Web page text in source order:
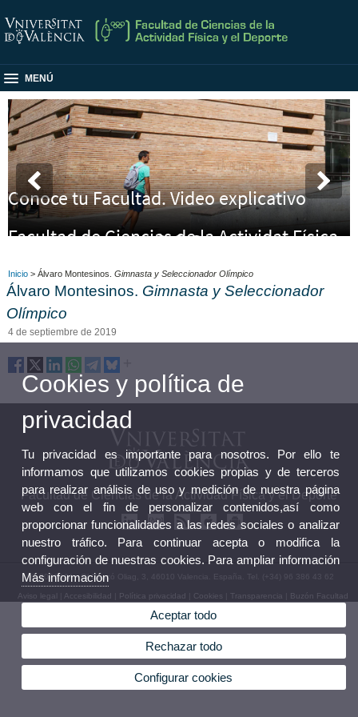
MENÚ
Conoce tu Facultad. Video explicativo
Facultad de Ciencias de la Actividat Física
y el Deporte
Inicio > Álvaro Montesinos. Gimnasta y Seleccionador Olímpico
Álvaro Montesinos. Gimnasta y Seleccionador
Olímpico
4 de septiembre de 2019
Facultad de Ciencias de la Actividad Física y el Deporte
© 2026 UV. - C/ Gascó Oliag, 3, 46010 Valencia. España. Tel. (+34) 96 386 43 62
Aviso legal Accesibilidad Política privacidad Cookies Transparencia Buzón Facultad
Cookies y política de
privacidad
Tu privacidad es importante para nosotros. Por ello te
informamos que utilizamos cookies propias y de terceros
para realizar análisis de uso y medición de nuestra página
web con el fin de personalizar contenidos,así como
proporcionar funcionalidades a las redes sociales o analizar
nuestro tráfico. Para continuar acepta o modifica la
configuración de nuestras cookies. Para ampliar información
Más información
Aceptar todo
Rechazar todo
Configurar cookies